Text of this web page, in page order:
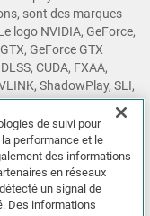
sont des marques
logo NVIDIA, GeForce,
GeForce GTX
CUDA, FXAA,
ShadowPlay, SLI,
NOW, Maxwell, Pascal
déposées de NVIDIA
pays. Snapdragon est
Incorporated.
marques déposées de
de suivi pour
performance et le
des informations
en réseaux
un signal de
Des informations